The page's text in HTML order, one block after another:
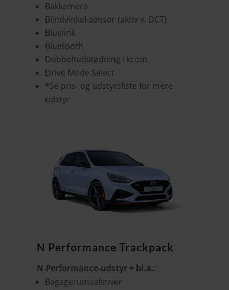
Bakkamera
Blindvinkel-sensor (aktiv v. DCT)
Bluelink
Bluetooth
Dobbeltudstødning i krom
Drive Mode Select
*Se pris- og udstyrsliste for mere
udstyr
N Performance Trackpack
N Performance-udstyr + bl.a.:
Bagagerumsafstiver